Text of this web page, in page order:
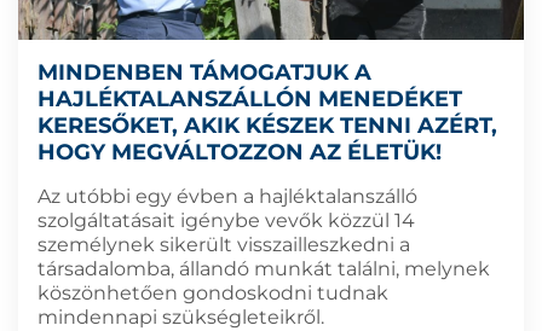
MINDENBEN TÁMOGATJUK A
HAJLÉKTALANSZÁLLÓN MENEDÉKET
KERESŐKET, AKIK KÉSZEK TENNI AZÉRT,
HOGY MEGVÁLTOZZON AZ ÉLETÜK!
Az utóbbi egy évben a hajléktalanszálló
szolgáltatásait igénybe vevők közzül 14
személynek sikerült visszailleszkedni a
társadalomba, állandó munkát találni, melynek
köszönhetően gondoskodni tudnak
mindennapi szükségleteikről.